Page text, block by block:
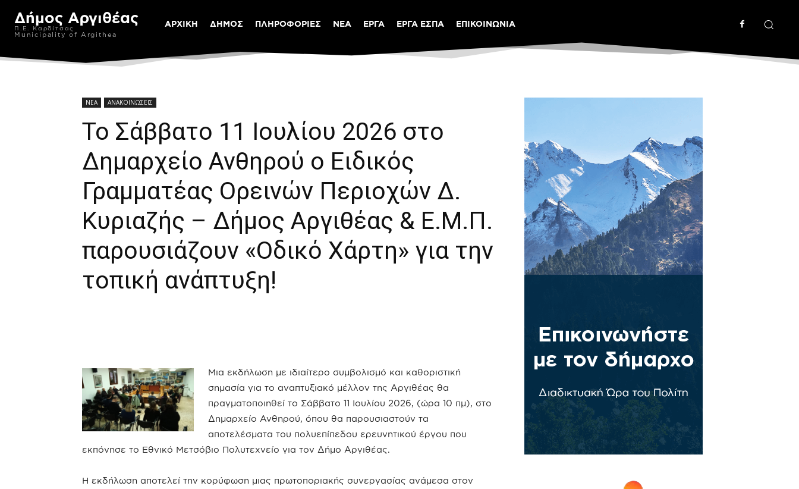
Δήμος Αργιθέας
Π.Ε. Καρδίτσας
Municipality of Argithea
ΑΡΧΙΚΗ ΔΗΜΟΣ ΠΛΗΡΟΦΟΡΙΕΣ ΝΕΑ ΕΡΓΑ ΕΡΓΑ ΕΣΠΑ ΕΠΙΚΟΙΝΩΝΙΑ
ΝΕΑ ΑΝΑΚΟΙΝΩΣΕΙΣ
Το Σάββατο 11 Ιουλίου 2026 στο
Δημαρχείο Ανθηρού o Ειδικός
Γραμματέας Ορεινών Περιοχών Δ.
Κυριαζής – Δήμος Αργιθέας & Ε.Μ.Π.
παρουσιάζουν «Οδικό Χάρτη» για την
τοπική ανάπτυξη!
Μια εκδήλωση με ιδιαίτερο συμβολισμό και καθοριστική
σημασία για το αναπτυξιακό μέλλον της Αργιθέας θα
πραγματοποιηθεί το Σάββατο 11 Ιουλίου 2026, (ώρα 10 πμ), στο
Δημαρχείο Ανθηρού, όπου θα παρουσιαστούν τα
αποτελέσματα του πολυεπίπεδου ερευνητικού έργου που
εκπόνησε το Εθνικό Μετσόβιο Πολυτεχνείο για τον Δήμο Αργιθέας.
Η εκδήλωση αποτελεί την κορύφωση μιας πρωτοποριακής συνεργασίας ανάμεσα στον